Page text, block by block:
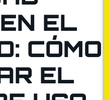
EL
CÓMO
EL